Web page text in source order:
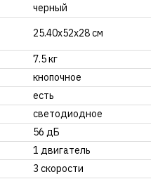
черный
25.40х52х28 см
7.5 кг
кнопочное
есть
светодиодное
56 дБ
1 двигатель
3 скорости